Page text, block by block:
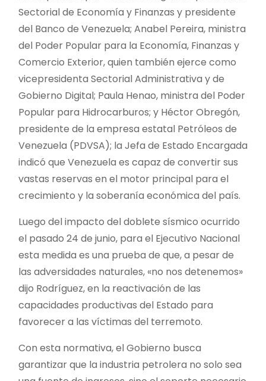
Sectorial de Economía y Finanzas y presidente
del Banco de Venezuela; Anabel Pereira, ministra
del Poder Popular para la Economía, Finanzas y
Comercio Exterior, quien también ejerce como
vicepresidenta Sectorial Administrativa y de
⁠Gobierno Digital; Paula Henao, ministra del Poder
Popular para ⁠Hidrocarburos; y Héctor Obregón,
presidente de la empresa estatal ⁠Petróleos de
Venezuela (PDVSA); la Jefa de Estado Encargada
indicó que Venezuela es capaz de convertir sus
vastas reservas en el motor principal para el
crecimiento y la soberanía económica del país.
Luego del impacto del doblete sísmico ocurrido
el pasado 24 de junio, para el Ejecutivo Nacional
esta medida es una prueba de que, a pesar de
las adversidades naturales, «no nos detenemos»
dijo Rodríguez, en la reactivación de las
capacidades productivas del Estado para
favorecer a las víctimas del terremoto.
Con esta normativa, el Gobierno busca
garantizar que la industria petrolera no solo sea